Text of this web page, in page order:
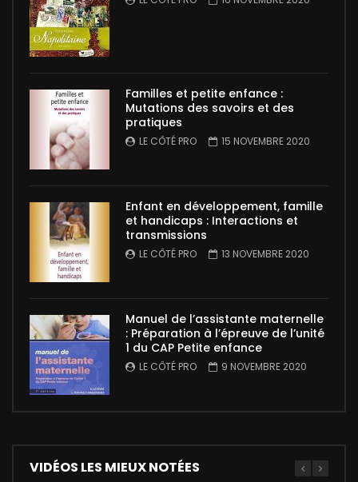
Familles et petite enfance :
Mutations des savoirs et des
pratiques
LE CÔTÉ PRO 15 NOVEMBRE 2020
Enfant en développement, famille
et handicaps : Interactions et
transmissions
LE CÔTÉ PRO 13 NOVEMBRE 2020
Manuel de l’assistante maternelle
: Préparation à l’épreuve de l’unité
1 du CAP Petite enfance
LE CÔTÉ PRO 9 NOVEMBRE 2020
VIDÉOS LES MIEUX NOTÉES